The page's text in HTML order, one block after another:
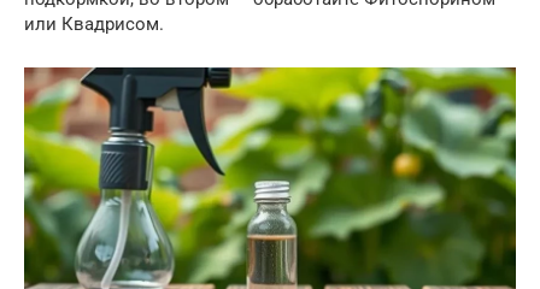
или Квадрисом.